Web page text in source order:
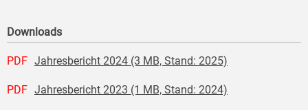
Downloads
PDF Jahresbericht 2024 (3 MB, Stand: 2025)
PDF Jahresbericht 2023 (1 MB, Stand: 2024)